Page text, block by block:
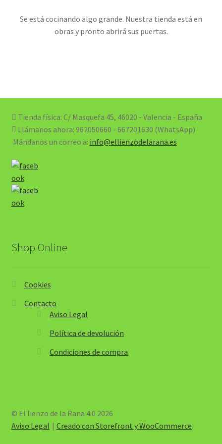
Se está cocinando algo grande. Nuestra tienda está en
obras y pronto abrirá sus puertas.
Tienda física: C/ Masquefa 45, 46020 - Valencia - España
Llámanos ahora: 962050660 - 667201630 (WhatsApp)
Mándanos un correo a: info@ellienzodelarana.es
Shop Online
Cookies
Contacto
Aviso Legal
Política de devolución
Condiciones de compra
© El lienzo de la Rana 4.0 2026
Aviso Legal
Creado con Storefront y WooCommerce.